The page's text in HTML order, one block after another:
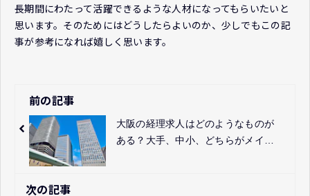
長期間にわたって活躍できるような人材になってもらいたいと
思います。そのためにはどうしたらよいのか、少しでもこの記
事が参考になれば嬉しく思います。
前の記事
大阪の経理求人はどのようなものが
ある？大手、中小、どちらがメイ
次の記事